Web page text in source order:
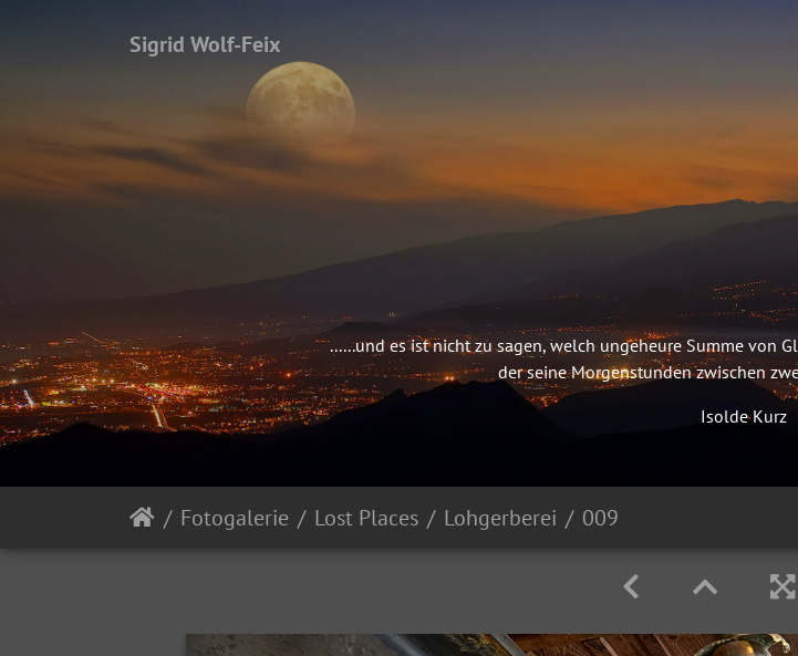
Sigrid Wolf-Feix
......und es ist nicht zu sagen, welch ungeheure Summe von
der seine Morgenstunden zwischen
Isolde Kurz
Fotogalerie Lost Places Lohgerberei 009